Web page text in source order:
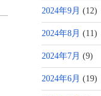
2024年9月 (12)
2024年8月 (11)
2024年7月 (9)
2024年6月 (19)